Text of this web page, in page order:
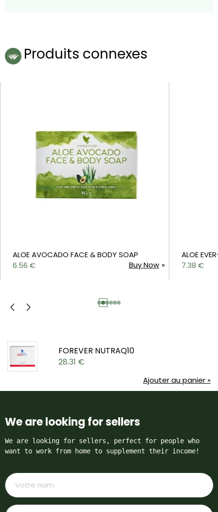
Produits connexes
ALOE AVOCADO FACE & BODY SOAP
6.56 € Buy Now
ALOE
7.38 €
FOREVER NUTRAQ10
28.31 €
Ajouter au panier »
We are looking for sellers
We are looking for sellers, perfect for people who
want to work from home to supplement their income!